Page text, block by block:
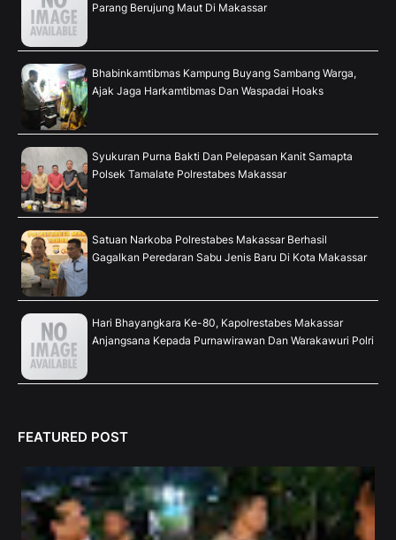
Parang Berujung Maut Di Makassar
Bhabinkamtibmas Kampung Buyang Sambang Warga,
Ajak Jaga Harkamtibmas Dan Waspadai Hoaks
Syukuran Purna Bakti Dan Pelepasan Kanit Samapta
Polsek Tamalate Polrestabes Makassar
Satuan Narkoba Polrestabes Makassar Berhasil
Gagalkan Peredaran Sabu Jenis Baru Di Kota Makassar
Hari Bhayangkara Ke-80, Kapolrestabes Makassar
Anjangsana Kepada Purnawirawan Dan Warakawuri Polri
FEATURED POST